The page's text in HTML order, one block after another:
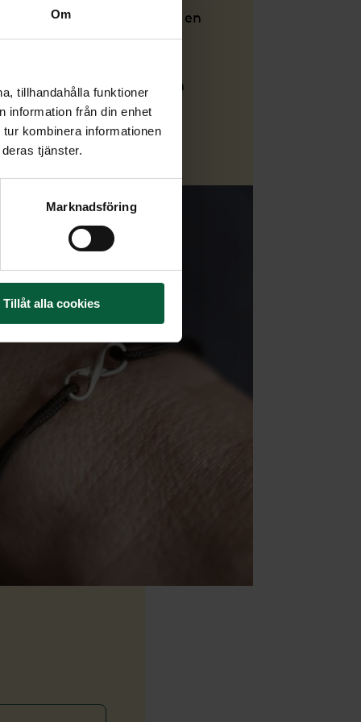
Om
tillhandahålla funktioner
information från din enhet
kombinera informationen
tjänster.
Marknadsföring
Tillåt alla cookies
och/eller medverka vid en
information om
beställa blommor och